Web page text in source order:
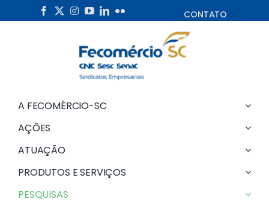
to
CONTATO
A FECOMÉRCIO-SC
AÇÕES
ATUAÇÃO
PRODUTOS E SERVIÇOS
PESQUISAS